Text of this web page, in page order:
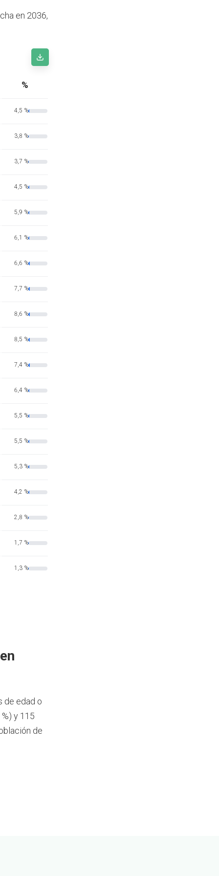
en 2036,
%
4,5 %
3,8 %
3,7 %
4,5 %
5,9 %
6,1 %
6,6 %
7,7 %
8,6 %
8,5 %
7,4 %
6,4 %
5,5 %
5,5 %
5,3 %
4,2 %
2,8 %
1,7 %
1,3 %
de edad o
y 115
de